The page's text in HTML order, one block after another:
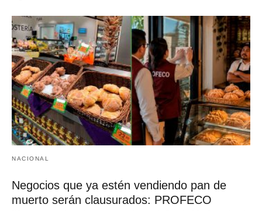
NACIONAL
Negocios que ya estén vendiendo pan de
muerto serán clausurados: PROFECO